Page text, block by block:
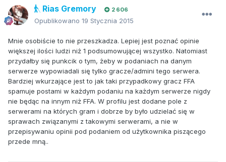
Rias Gremory 2 606
Opublikowano 19 Stycznia 2015
Mnie osobiście to nie przeszkadza. Lepiej jest poznać opinie
większej ilości ludzi niż 1 podsumowującej wszystko. Natomiast
przydałby się punkcik o tym, żeby w podaniach na danym
serwerze wypowiadali się tylko gracze/admini tego serwera.
Bardziej wkurzające jest to jak taki przypadkowy gracz FFA
spamuje postami w każdym podaniu na każdym serwerze nigdy
nie będąc na innym niż FFA. W profilu jest dodane pole z
serwerami na których gram i dobrze by było udzielać się w
sprawach związanymi z takowymi serwerami, a nie w
przepisywaniu opinii pod podaniem od użytkownika piszącego
przede mną..